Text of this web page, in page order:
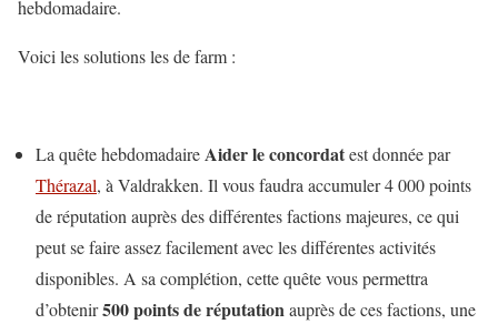
hebdomadaire.
Voici les solutions les de farm :
La quête hebdomadaireAider le concordatest donnée par
Thérazal, à Valdrakken. Il vous faudra accumuler 4 000 points
de réputation auprès des différentes factions majeures, ce qui
peut se faire assez facilement avec les différentes activités
disponibles. A sa complétion, cette quête vous permettra
d’obtenir500 points de réputationauprès de ces factions, une